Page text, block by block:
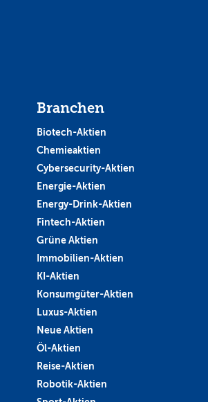
Branchen
Biotech-Aktien
Chemieaktien
Cybersecurity-Aktien
Energie-Aktien
Energy-Drink-Aktien
Fintech-Aktien
Grüne Aktien
Immobilien-Aktien
KI-Aktien
Konsumgüter-Aktien
Luxus-Aktien
Neue Aktien
Öl-Aktien
Reise-Aktien
Robotik-Aktien